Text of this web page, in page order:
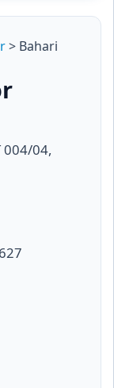
> Bahari
004/04,